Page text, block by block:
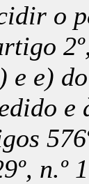
o
e e)
n.º